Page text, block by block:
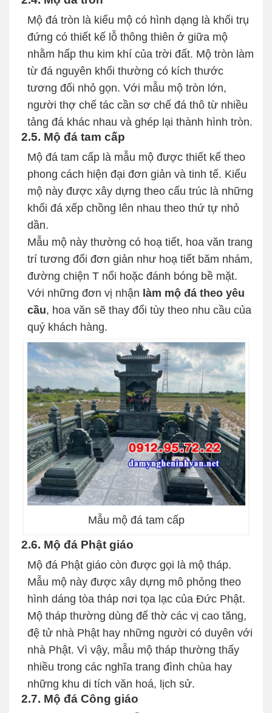
Mộ đá tròn là kiểu mộ có hình dạng là khối trụ
đứng có thiết kế lỗ thông thiên ở giữa mộ
nhằm hấp thu kim khí của trời đất. Mộ tròn làm
từ đá nguyên khối thường có kích thước
tương đối nhỏ gọn. Với mẫu mộ tròn lớn,
người thợ chế tác cần sơ chế đá thô từ nhiều
tảng đá khác nhau và ghép lại thành hình tròn.
2.5. Mộ đá tam cấp
Mộ đá tam cấp là mẫu mộ được thiết kế theo
phong cách hiện đại đơn giản và tinh tế. Kiểu
mộ này được xây dựng theo cấu trúc là những
khối đá xếp chồng lên nhau theo thứ tự nhỏ
dần.
Mẫu mộ này thường có hoạ tiết, hoa văn trang
trí tương đối đơn giản như hoạ tiết băm nhám,
đường chiện T nổi hoặc đánh bóng bề mặt.
Với những đơn vị nhận làm mộ đá theo yêu
cầu, hoa văn sẽ thay đổi tùy theo nhu cầu của
quý khách hàng.
Mẫu mộ đá tam cấp
2.6. Mộ đá Phật giáo
Mộ đá Phật giáo còn được gọi là mộ tháp.
Mẫu mộ này được xây dựng mô phỏng theo
hình dáng tòa tháp nơi tọa lạc của Đức Phật.
Mộ tháp thường dùng để thờ các vị cao tăng,
đệ tử nhà Phật hay những người có duyên với
nhà Phật. Vì vậy, mẫu mộ tháp thường thấy
nhiều trong các nghĩa trang đình chùa hay
những khu di tích văn hoá, lịch sử.
2.7. Mộ đá Công giáo